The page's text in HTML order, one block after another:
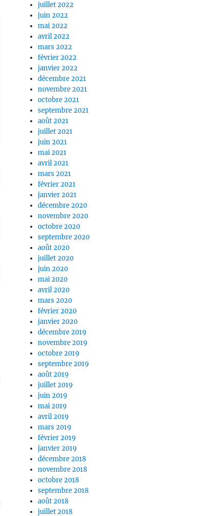
juillet 2022
juin 2022
mai 2022
avril 2022
mars 2022
février 2022
janvier 2022
décembre 2021
novembre 2021
octobre 2021
septembre 2021
août 2021
juillet 2021
juin 2021
mai 2021
avril 2021
mars 2021
février 2021
janvier 2021
décembre 2020
novembre 2020
octobre 2020
septembre 2020
août 2020
juillet 2020
juin 2020
mai 2020
avril 2020
mars 2020
février 2020
janvier 2020
décembre 2019
novembre 2019
octobre 2019
septembre 2019
août 2019
juillet 2019
juin 2019
mai 2019
avril 2019
mars 2019
février 2019
janvier 2019
décembre 2018
novembre 2018
octobre 2018
septembre 2018
août 2018
juillet 2018